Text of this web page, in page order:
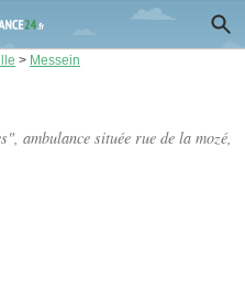
> Messein
ambulance située rue de la mozé,